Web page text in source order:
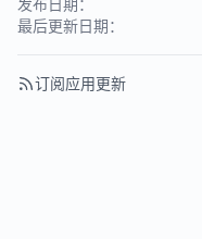
最后更新日期：
订阅应用更新